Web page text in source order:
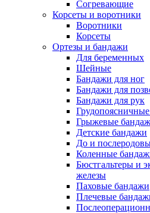
Согревающие
Корсеты и воротники
Воротники
Корсеты
Ортезы и бандажи
Для беременных
Шейные
Бандажи для ног
Бандажи для
Бандажи для рук
Грыжевые
Детские бандажи
До и
Коленные
Бюстгальтеры и
железы
Паховые бандажи
Плечевые